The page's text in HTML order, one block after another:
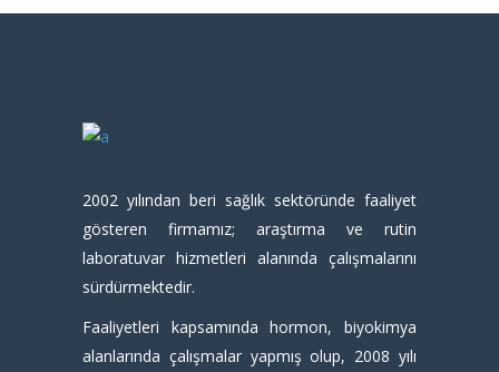
2002 yılından beri sağlık sektöründe faaliyet
gösteren firmamız; araştırma ve rutin
laboratuvar hizmetleri alanında çalışmalarını
sürdürmektedir.
Faaliyetleri kapsamında hormon, biyokimya
alanlarında çalışmalar yapmış olup, 2008 yılı